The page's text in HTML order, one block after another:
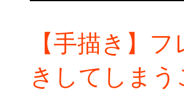
【手描き】
きしてしま